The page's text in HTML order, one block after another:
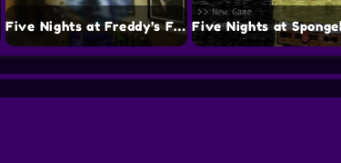
Five Nights at Freddy’s Fans Five Nights at